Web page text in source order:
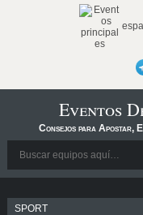
Eventos
Consejos para Apostar,